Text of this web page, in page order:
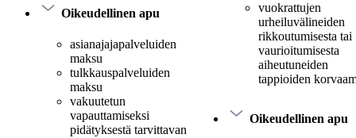
Oikeudellinen apu
asianajajapalveluiden
maksu
tulkkauspalveluiden
maksu
vakuutetun
vapauttamiseksi
pidätyksestä tarvittavan
vuokrattujen
urheiluvälineiden
rikkoutumisesta tai
vaurioitumisesta
aiheutuneiden
tappioiden
Oikeudellinen apu